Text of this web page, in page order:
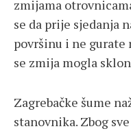
zmijama
se da prije sjedanja
površinu i ne gurate
se zmija mogla
Zagrebačke šume
stanovnika. Zbog